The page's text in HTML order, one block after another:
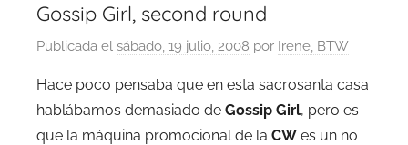
Gossip Girl, second round
Publicada el sábado, 19 julio, 2008 por Irene, BTW
Hace poco pensaba que en esta sacrosanta casa
hablábamos demasiado de Gossip Girl, pero es
que la máquina promocional de la CW es un no